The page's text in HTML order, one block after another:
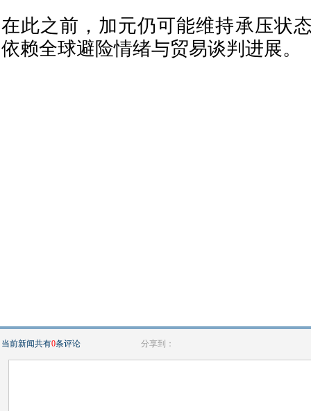
在此之前，加元仍可能维持承压状
依赖全球避险情绪与贸易谈判进展。
当前新闻共有0条评论 分享到：